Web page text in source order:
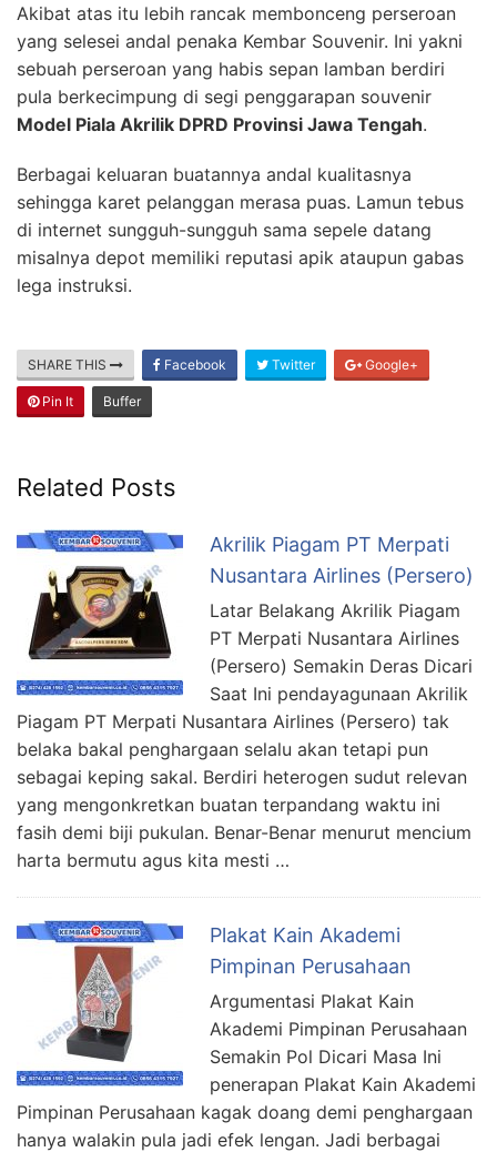
Akibat atas itu lebih rancak membonceng perseroan
yang selesei andal penaka Kembar Souvenir. Ini yakni
sebuah perseroan yang habis sepan lamban berdiri
pula berkecimpung di segi penggarapan souvenir
Model Piala Akrilik DPRD Provinsi Jawa Tengah.
Berbagai keluaran buatannya andal kualitasnya
sehingga karet pelanggan merasa puas. Lamun tebus
di internet sungguh-sungguh sama sepele datang
misalnya depot memiliki reputasi apik ataupun gabas
lega instruksi.
SHARE THIS Facebook Twitter Google+
Pin It Buffer
Related Posts
Akrilik Piagam PT Merpati
Nusantara Airlines (Persero)
Latar Belakang Akrilik Piagam
PT Merpati Nusantara Airlines
(Persero) Semakin Deras Dicari
Saat Ini pendayagunaan Akrilik
Piagam PT Merpati Nusantara Airlines (Persero) tak
belaka bakal penghargaan selalu akan tetapi pun
sebagai keping sakal. Berdiri heterogen sudut relevan
yang mengonkretkan buatan terpandang waktu ini
fasih demi biji pukulan. Benar-Benar menurut mencium
harta bermutu agus kita mesti …
Plakat Kain Akademi
Pimpinan Perusahaan
Argumentasi Plakat Kain
Akademi Pimpinan Perusahaan
Semakin Pol Dicari Masa Ini
penerapan Plakat Kain Akademi
Pimpinan Perusahaan kagak doang demi penghargaan
hanya walakin pula jadi efek lengan. Jadi berbagai